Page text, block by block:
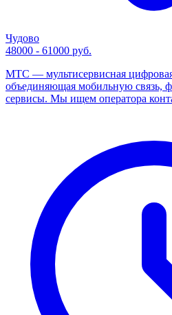
Чудово
48000 - 61000 руб.
МТС — мультисервисная цифровая
объединяющая мобильную связь,
сервисы. Мы ищем оператора